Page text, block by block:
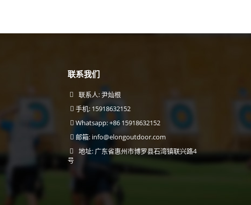
联系我们
联系人: 尹灿根
手机: 15918632152
Whatsapp: +86 15918632152
邮箱: info@elongoutdoor.com
地址: 广东省惠州市博罗县石湾镇联兴路4
号